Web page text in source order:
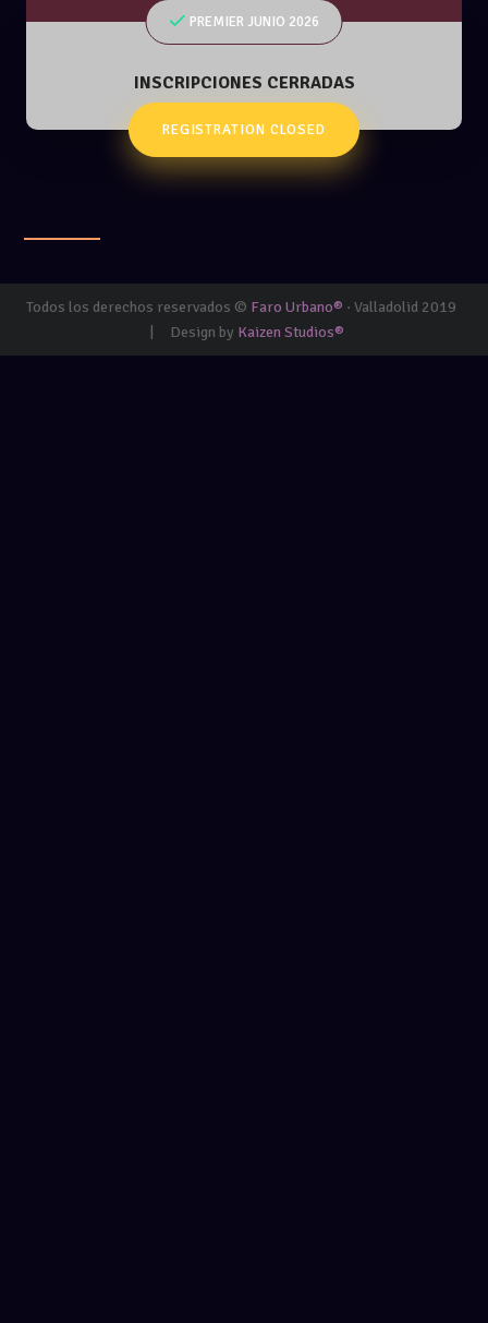
PREMIER JUNIO 2026
INSCRIPCIONES CERRADAS
REGISTRATION CLOSED
Todos los derechos reservados © Faro Urbano® · Valladolid 2019
Design by Kaizen Studios®